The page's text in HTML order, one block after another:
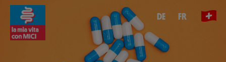
Salta
contenuto
principale
DE FR